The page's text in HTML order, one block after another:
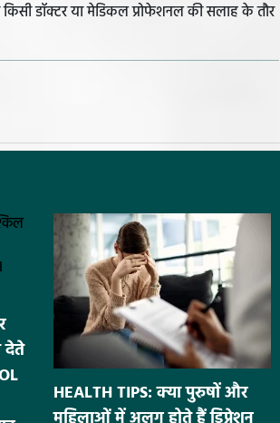
डॉक्टर या मेडिकल प्रोफेशनल की सलाह के तौर
देते
HEALTH TIPS: क्या पुरुषों और